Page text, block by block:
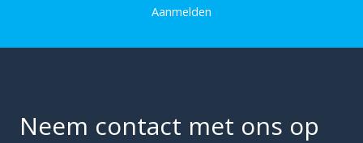
Aanmelden
Neem contact met ons op